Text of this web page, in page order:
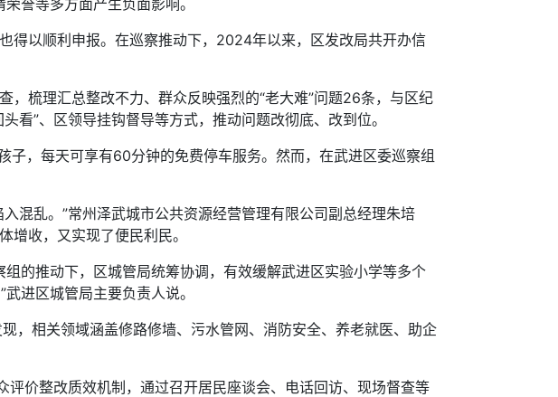
誉等多方面产生负面影响。
以顺利申报。在巡察推动下，2024年以来，区发改局共开办信
梳理汇总整改不力、群众反映强烈的“老大难”问题26条，与区纪
看”、区领导挂钩督导等方式，推动问题改彻底、改到位。
，每天可享有60分钟的免费停车服务。然而，在武进区委巡察组
乱。”常州泽武城市公共资源经营管理有限公司副总经理朱培
收，又实现了便民利民。
的推动下，区城管局统筹协调，有效缓解武进区实验小学等多个
进区城管局主要负责人说。
，相关领域涵盖修路修墙、污水管网、消防安全、养老就医、助企
价整改质效机制，通过召开居民座谈会、电话回访、现场督查等